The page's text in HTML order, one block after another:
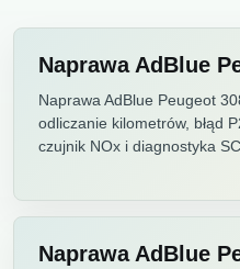
Naprawa AdBlue
Naprawa AdBlue Peugeot
odliczanie kilometrów, błąd
czujnik NOx i diagnostyka
Naprawa AdBlue